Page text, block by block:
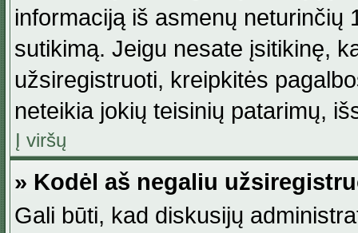
informaciją iš asmenų neturinčių
sutikimą. Jeigu nesate įsitikinę,
užsiregistruoti, kreipkitės
neteikia jokių teisinių patarimų,
Į viršų
» Kodėl aš negaliu
Gali būti, kad diskusijų